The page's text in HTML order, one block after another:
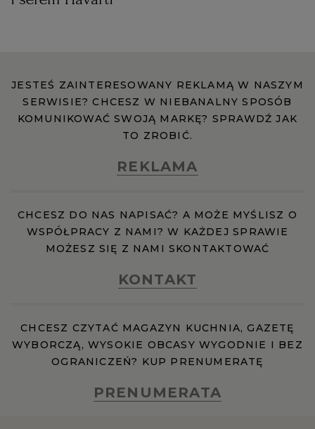
JESTEŚ ZAINTERESOWANY REKLAMĄ W NASZYM
SERWISIE? CHCESZ W NIEBANALNY SPOSÓB
KOMUNIKOWAĆ SWOJĄ MARKĘ? SPRAWDŹ JAK
TO ZROBIĆ.
REKLAMA
CHCESZ DO NAS NAPISAĆ? A MOŻE MYŚLISZ O
WSPÓŁPRACY Z NAMI? W KAŻDEJ SPRAWIE
MOŻESZ SIĘ Z NAMI SKONTAKTOWAĆ
KONTAKT
CHCESZ CZYTAĆ MAGAZYN KUCHNIA, GAZETĘ
WYBORCZĄ, WYSOKIE OBCASY WYGODNIE I BEZ
OGRANICZEŃ? KUP PRENUMERATĘ
PRENUMERATA